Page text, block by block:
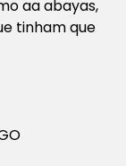
aa abayas,
tinham que